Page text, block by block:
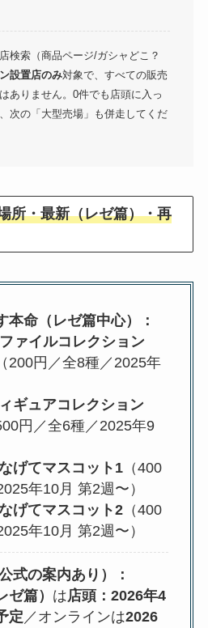
検索（商品ページ/ガシャどこ？
設置店のみ対象で、すべての販売
ありません。0件でも店頭に入っ
次の「大型売場」も併走してくだ
所・最新（レゼ篇）・再
本命（レゼ篇中心）：
ァイルコレクション
（200円／全8種／2025年
ギュアコレクション
円／全6種／2025年9
げてマスコット1（400
年10月 第2週〜）
げてマスコット2（400
年10月 第2週〜）
式の案内あり）：
ゼ篇） は店頭：2026年4
定 ／オンラインは2026